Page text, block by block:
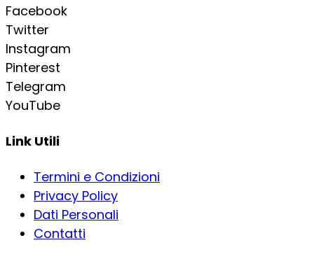
Facebook
Twitter
Instagram
Pinterest
Telegram
YouTube
Link Utili
Termini e Condizioni
Privacy Policy
Dati Personali
Contatti